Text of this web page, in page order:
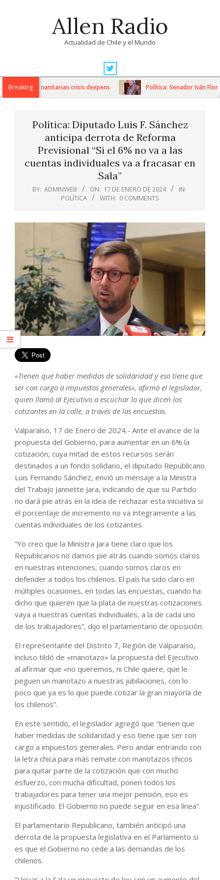
Allen Radio
Actualidad de Chile y el Mundo
Navigation
MenuBreaking
as humanitarian crisis deepens Política: Senador Iván Flores
Política: Diputado Luis F. Sánchez
anticipa derrota de Reforma
Previsional “Si el 6% no va a las
cuentas individuales va a fracasar en
Sala”
BY: ADMINWEB ON: 17 DE ENERO DE 2024
IN:
POLÍTICA
WITH: 0 COMMENTS
«Tienen que haber medidas de solidaridad y eso tiene que
ser con cargo a impuestos generales», afirmó el legislador,
quien llamó al Ejecutivo a escuchar lo que dicen los
cotizantes en la calle, a través de las encuestas.
Valparaíso, 17 de Enero de 2024.- Ante el avance de la
propuesta del Gobierno, para aumentar en un 6% la
cotización, cuya mitad de estos recursos serán
destinados a un fondo solidario, el diputado Republicano
Luis Fernando Sánchez, envió un mensaje a la Ministra
del Trabajo Jannette Jara, indicando de que su Partido
no dará pie atrás en la idea de rechazar esta iniciativa si
el porcentaje de incremento no va íntegramente a las
cuentas individuales de los cotizantes.
“Yo creo que la Ministra Jara tiene claro que los
Republicanos no damos pie atrás cuando somos claros
en nuestras intenciones, cuando somos claros en
defender a todos los chilenos. El país ha sido claro en
múltiples ocasiones, en todas las encuestas, cuando ha
dicho que quieren que la plata de nuestras cotizaciones
vaya a nuestras cuentas individuales, a la de cada uno
de los trabajadores”, dijo el parlamentario de oposición.
El representante del Distrito 7, Región de Valparaíso,
incluso tildó de «manotazo» la propuesta del Ejecutivo
al afirmar que «no queremos, ni Chile quiere, que le
peguen un manotazo a nuestras jubilaciones, con lo
poco que ya es lo que puede cotizar la gran mayoría de
los chilenos”.
En este sentido, el legislador agregó que “tienen que
haber medidas de solidaridad y eso tiene que ser con
cargo a impuestos generales. Pero andar entrando con
la letra chica para más remate con manotazos chicos
para quitar parte de la cotización que con mucho
esfuerzo, con mucha dificultad, ponen todos los
trabajadores para tener una mejor pensión, eso es
injustificado. El Gobierno no puede seguir en esa línea”.
El parlamentario Republicano, también anticipó una
derrota de la propuesta legislativa en el Parlamento si
es que el Gobierno no cede a las demandas de los
chilenos.